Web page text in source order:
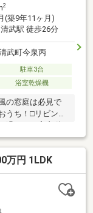
2
(築9年11ヶ月)
武駅 徒歩26分
武町今泉丙
駐車3台
浴室乾燥機
の窓庭は必見で
うち！□リビング
採用。ハイグレ
を一面に使用！
大4台！お客様も
の寒さも心配な
万円 1LDK